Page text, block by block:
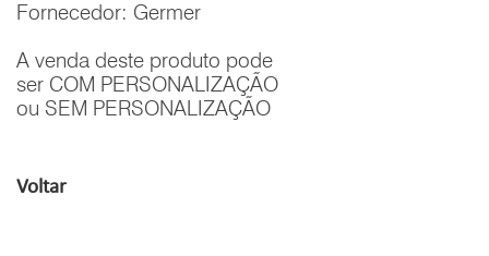
Fornecedor: Germer
A venda deste produto pode
ser COM PERSONALIZAÇÃO
ou SEM PERSONALIZAÇÃO
Voltar